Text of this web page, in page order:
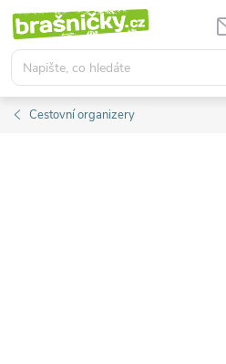
Přejít
obsah
Cestovní organizery